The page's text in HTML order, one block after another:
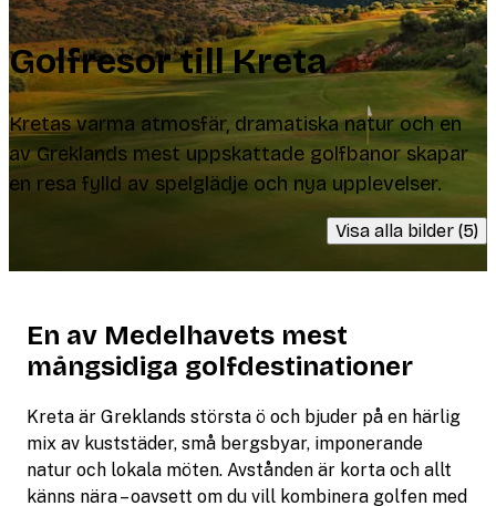
Golfresor till Kreta
Kretas varma atmosfär, dramatiska natur och en
av Greklands mest uppskattade golfbanor skapar
en resa fylld av spelglädje och nya upplevelser.
Visa alla bilder (5)
En av Medelhavets mest
mångsidiga golfdestinationer
Kreta är Greklands största ö och bjuder på en härlig
mix av kuststäder, små bergsbyar, imponerande
natur och lokala möten. Avstånden är korta och allt
känns nära – oavsett om du vill kombinera golfen med